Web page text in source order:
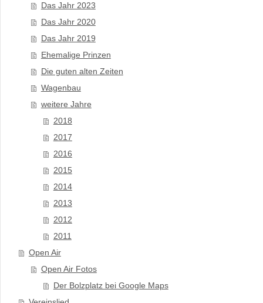
Das Jahr 2023
Das Jahr 2020
Das Jahr 2019
Ehemalige Prinzen
Die guten alten Zeiten
Wagenbau
weitere Jahre
2018
2017
2016
2015
2014
2013
2012
2011
Open Air
Open Air Fotos
Der Bolzplatz bei Google Maps